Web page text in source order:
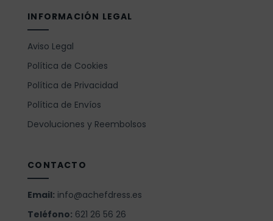
INFORMACIÓN LEGAL
Aviso Legal
Política de Cookies
Política de Privacidad
Política de Envíos
Devoluciones y Reembolsos
CONTACTO
Email: info@achefdress.es
Teléfono: 621 26 56 26